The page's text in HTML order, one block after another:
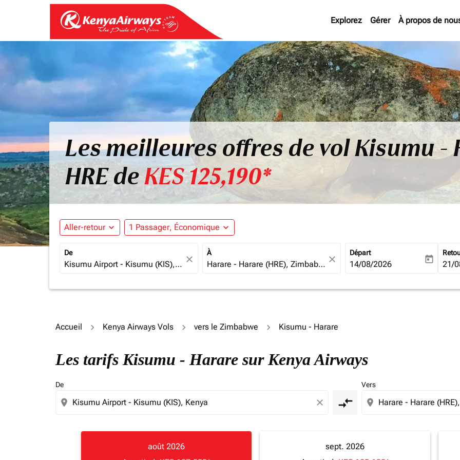
Explorez Gérer À propos de
Les meilleures offres de vol Kisumu -
HRE deKES 125,190*
Aller-retour expand_more 1 Passager, Économique expand_more
De
close
À
close
Départ
fc-booking-departure-date-
14/08/2026 today fc-
21/
Accueil Kenya Airways Vols vers le Zimbabwe Kisumu - Harare
Les tarifs Kisumu - Harare sur Kenya Airways
De
location_on close compare_arrows
Vers
location_on
août 2026
sept. 2026